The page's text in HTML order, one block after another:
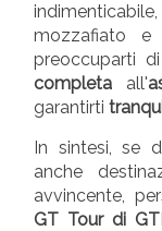
mozzafiato
preoccuparti
completa all'
garantirti
In sintesi, se
anche
avvincente,
GT Tour di